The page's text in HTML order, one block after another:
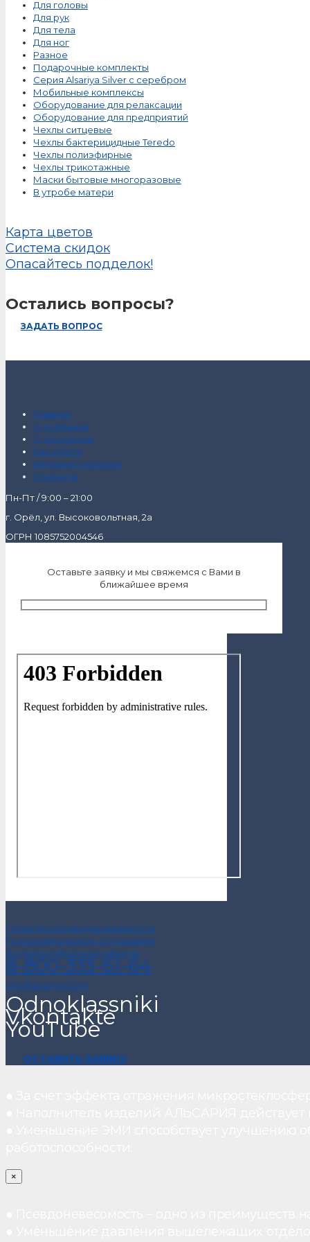
Для головы
Для рук
Для тела
Для ног
Разное
Подарочные комплекты
Серия Alsariya Silver с серебром
Мобильные комплексы
Оборудование для релаксации
Оборудование для предприятий
Чехлы ситцевые
Чехлы бактерицидные Teredo
Чехлы полиэфирные
Чехлы трикотажные
Маски бытовые многоразовые
В утробе матери
Карта цветов
Система скидок
Опасайтесь подделок!
Остались вопросы?
ЗАДАТЬ ВОПРОС
Главная
О компании
О продукции
Как купить
Интернет-магазин
Контакты
Пн-Пт / 9:00 – 21:00
г. Орёл, ул. Высоковольтная, 2а
ОГРН 1085752004546
Оставьте заявку и мы свяжемся с Вами в
ближайшее время
Политика конфиденциальности
Пользовательское соглашение
Договор публичной оферты
8-800-333-61-64
info@alsariya.com
Odnoklassniki
Vkontakte
YouTube
ОСТАВИТЬ ЗАЯВКУ
×